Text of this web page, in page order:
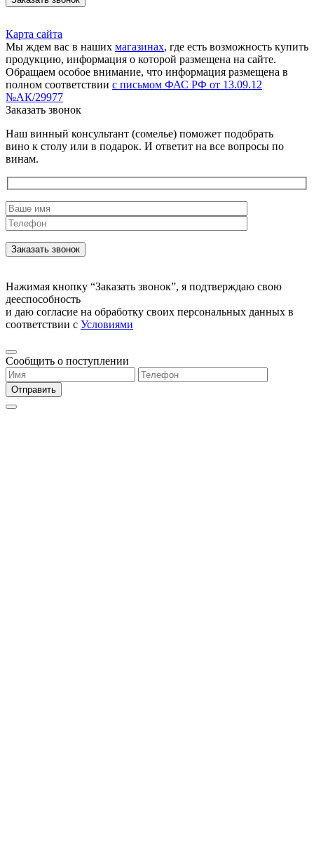
Карта сайта
Мы ждем вас в наших магазинах, где есть возможность купить
продукцию, информация о которой размещена на сайте.
Обращаем особое внимание, что информация размещена в
полном соответствии с письмом ФАС РФ от 13.09.12
№АК/29977
Заказать звонок
Наш винный консультант (сомелье) поможет подобрать
вино к столу или в подарок. И ответит на все вопросы по
винам.
Нажимая кнопку “Заказать звонок”, я подтверждаю свою
дееспособность
и даю согласие на обработку своих персональных данных в
соответствии с Условиями
Сообщить о поступлении